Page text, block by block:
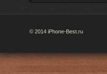
© 2014 iPhone-Best.ru